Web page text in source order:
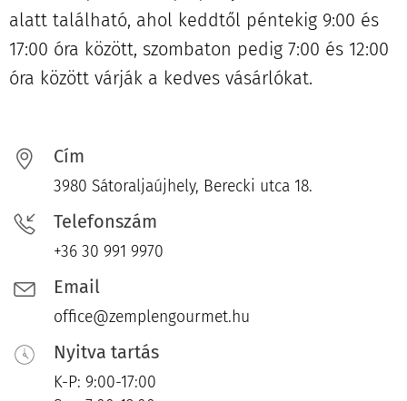
alatt található, ahol keddtől péntekig 9:00 és
17:00 óra között, szombaton pedig 7:00 és 12:00
óra között várják a kedves vásárlókat.
Cím
3980 Sátoraljaújhely, Berecki utca 18.
Telefonszám
+36 30 991 9970
Email
office@zemplengourmet.hu
Nyitva tartás
K-P: 9:00-17:00